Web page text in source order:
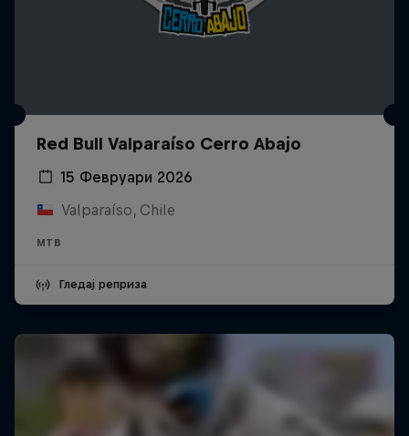
Red Bull Valparaíso Cerro Abajo
15 Февруари 2026
Valparaíso, Chile
MTB
Гледај реприза